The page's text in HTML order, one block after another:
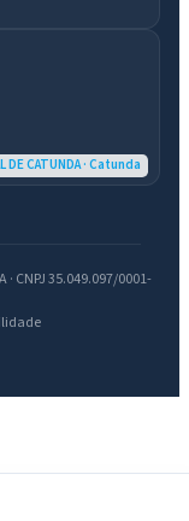
DE CATUNDA · Catunda
· CNPJ 35.049.097/0001-
Oficial